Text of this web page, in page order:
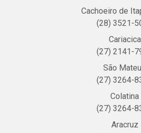
Cachoeiro de
(28) 3521-
Cariacica
(27) 2141-
São
(27) 3264-
Colatina
(27) 3264-
Aracruz